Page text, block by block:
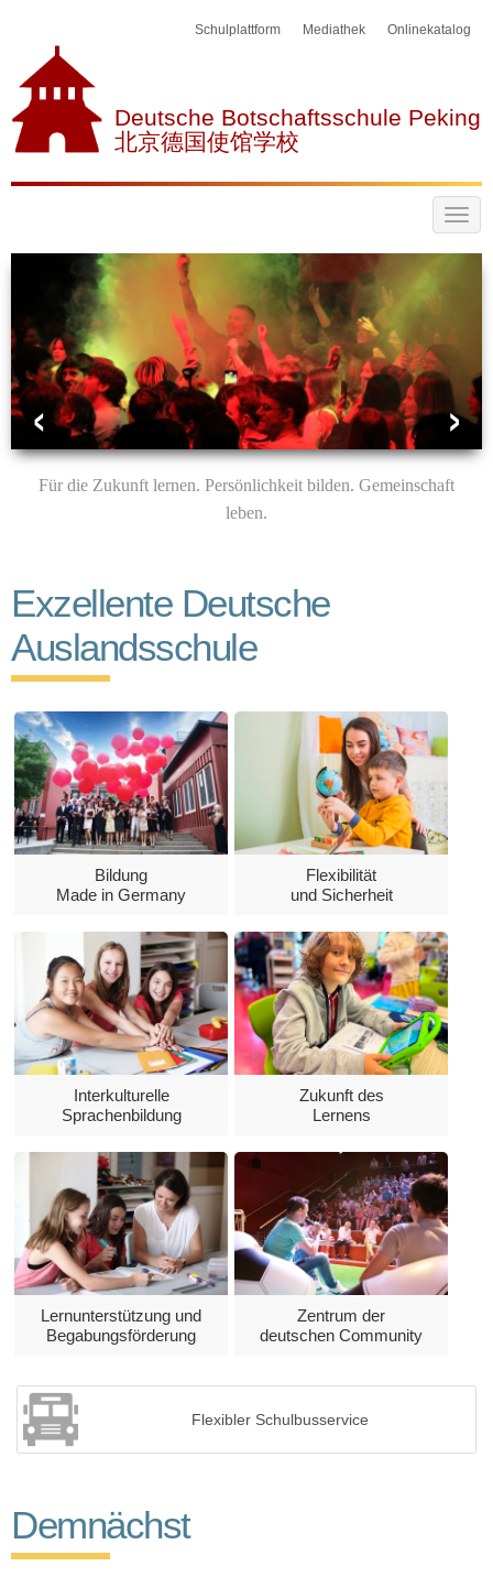
Onlinekatalog
Mediathek
Schulplattform
Deutsche Botschaftsschule Peking
北京德国使馆学校
Für die Zukunft lernen. Persönlichkeit bilden. Gemeinschaft
leben.
Exzellente Deutsche
Auslandsschule
Bildung
Made in Germany
Flexibilität
und Sicherheit
Interkulturelle
Sprachenbildung
Zukunft des
Lernens
Lernunterstützung und
Begabungsförderung
Zentrum der
deutschen Community
Previous
Flexibler Schulbusservice
Next
Demnächst